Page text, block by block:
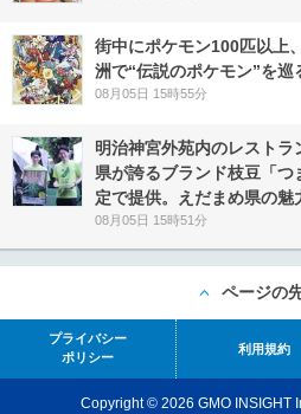
街中にポケモン100匹以
洲で“伝説のポケモン”を巡
08月05日 15時55分
明治神宮外苑内のレスト
県が誇るブランド枝豆「
定で提供。えだまめ県の魅
08月05日 15時51分
ページの
プライバシー
ポリシー
利用規約
Copyright © 2026 GMO INSIGHT